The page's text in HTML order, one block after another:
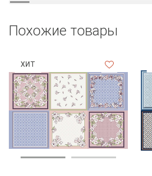
Похожие товары
ХИТ